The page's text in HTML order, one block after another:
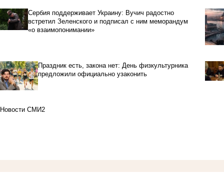
Сербия поддерживает Украину: Вучич радостно
встретил Зеленского и подписал с ним меморандум
«о взаимопонимании»
Праздник есть, закона нет: День физкультурника
предложили официально узаконить
Новости СМИ2